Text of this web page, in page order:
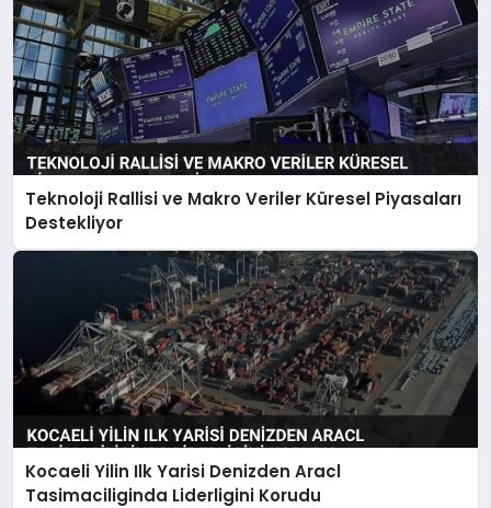
Teknoloji Rallisi ve Makro Veriler Küresel Piyasaları
Destekliyor
Kocaeli Yilin Ilk Yarisi Denizden Aracl
Tasimaciliginda Liderligini Korudu